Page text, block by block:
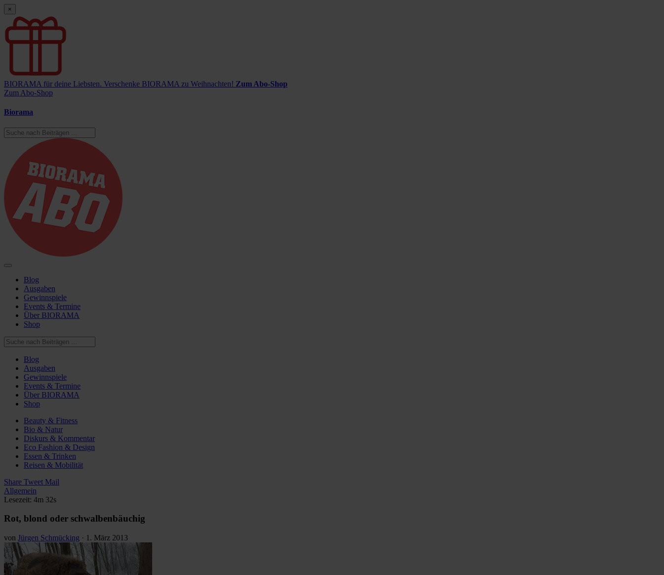
×
BIORAMA für deine Liebsten. Verschenke BIORAMA zu Weihnachten! Zum Abo-Shop
Zum Abo-Shop
Biorama
Blog
Ausgaben
Gewinnspiele
Events & Termine
Über BIORAMA
Shop
Blog
Ausgaben
Gewinnspiele
Events & Termine
Über BIORAMA
Shop
Beauty & Fitness
Bio & Natur
Diskurs & Kommentar
Eco Fashion & Design
Essen & Trinken
Reisen & Mobilität
Share Tweet Mail
Allgemein
Lesezeit: 4m 32s
Rot, blond oder schwalbenbäuchig
von Jürgen Schmücking · 1. März 2013